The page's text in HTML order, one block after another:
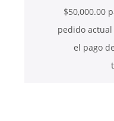
$50,000.00
pedido actual
el pago